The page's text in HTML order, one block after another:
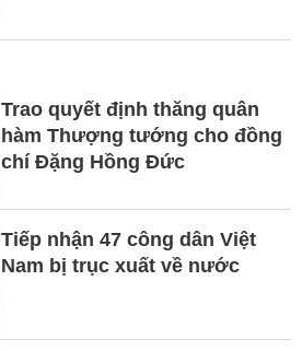
Trao quyết định thăng quân
hàm Thượng tướng cho đồng
chí Đặng Hồng Đức
Tiếp nhận 47 công dân Việt
Nam bị trục xuất về nước